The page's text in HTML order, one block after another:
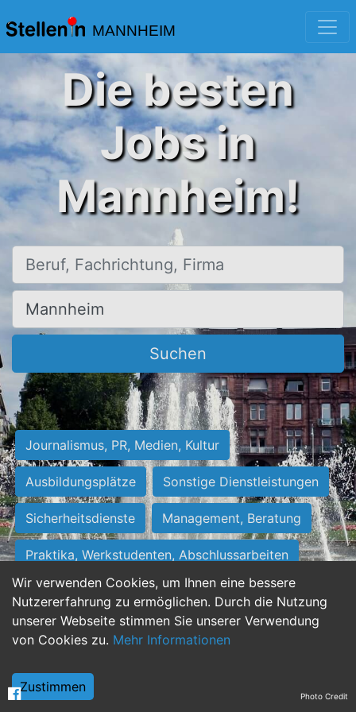
MANNHEIM
Wir verwenden Cookies, um Ihnen eine bessere
Nutzererfahrung zu ermöglichen. Durch die Nutzung
unserer Webseite stimmen Sie unserer Verwendung
von Cookies zu. Mehr Informationen
Zustimmen
Die besten
Jobs in
Mannheim!
Beruf, Fachrichtung, Firma
Ort, Stadt
Suchen
Journalismus, PR, Medien, Kultur
Ausbildungsplätze Sonstige Dienstleistungen
Sicherheitsdienste Management, Beratung
Praktika, Werkstudenten, Abschlussarbeiten
Personalwesen Assistenz, Sekretariat
Hilfskräfte, Aushilfs- und Nebenjobs
Weiterbildung, Studium, duale Ausbildung Photo Credit